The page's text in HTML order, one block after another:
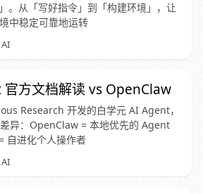
。从「写好指令」到「构建环境」，让
中稳定可靠地运转
AI
方文档解读 vs OpenClaw
Research 开发的白学元 AI Agent，
异：OpenClaw = 本地优先的 Agent
自进化个人操作者
AI